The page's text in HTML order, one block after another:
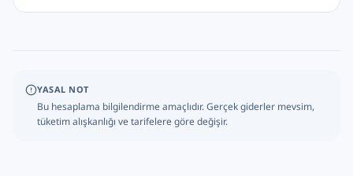
YASAL NOT
Bu hesaplama bilgilendirme amaçlıdır. Gerçek giderler mevsim,
tüketim alışkanlığı ve tarifelere göre değişir.